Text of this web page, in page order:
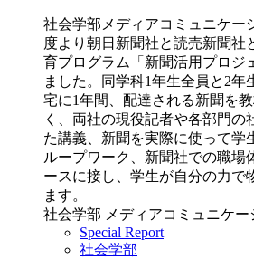
社会学部メディアコミュニケー
度より朝日新聞社と読売新聞社
育プログラム「新聞活用プロジ
ました。同学科1年生全員と2年
宅に1年間、配達される新聞を
く、両社の現役記者や各部門の
た講義、新聞を実際に使って学
ループワーク、新聞社での職場
ースに接し、学生が自分の力で
ます。
社会学部 メディアコミュニケー
Special Report
社会学部